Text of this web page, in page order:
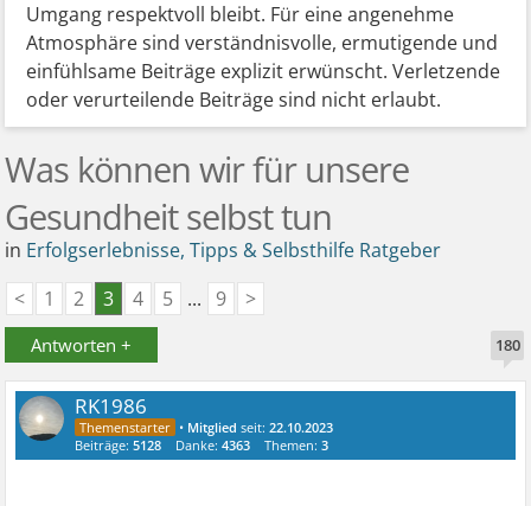
Umgang respektvoll bleibt. Für eine angenehme
Atmosphäre sind verständnisvolle, ermutigende und
einfühlsame Beiträge explizit erwünscht. Verletzende
oder verurteilende Beiträge sind nicht erlaubt.
Was können wir für unsere
Gesundheit selbst tun
in Erfolgserlebnisse, Tipps & Selbsthilfe Ratgeber
<
1 2 3 4 5 ... 9 >
Antworten + 180
RK1986
• Mitglied seit:22.10.2023
Beiträge:5128 Danke:4363 Themen:3